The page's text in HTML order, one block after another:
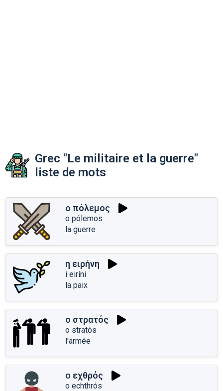
Grec "Le militaire et la guerre"
liste de mots
ο πόλεμος
o pólemos
la guerre
η ειρήνη
i eiríni
la paix
ο στρατός
o stratós
l'armée
ο εχθρός
o echthrós